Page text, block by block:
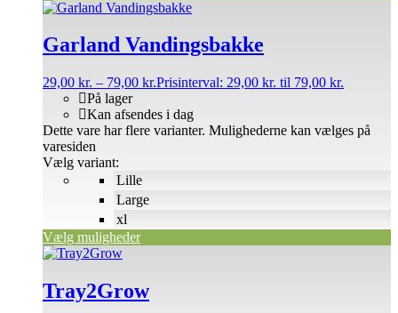
Garland Vandingsbakke
29,00 kr. – 79,00 kr.Prisinterval: 29,00 kr. til 79,00 kr.
På lager
Kan afsendes i dag
Vælg variant:
Vælg muligheder
Dette vare har flere varianter. Mulighederne kan vælges på
varesiden
Lille
Large
xl
Tray2Grow